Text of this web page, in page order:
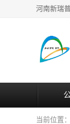
当前位置：